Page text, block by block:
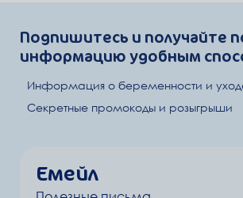
Подпишитесь и получайте
информацию удобным
Информация о беременности и
Секретные промокоды и розыгрыши
Емейл